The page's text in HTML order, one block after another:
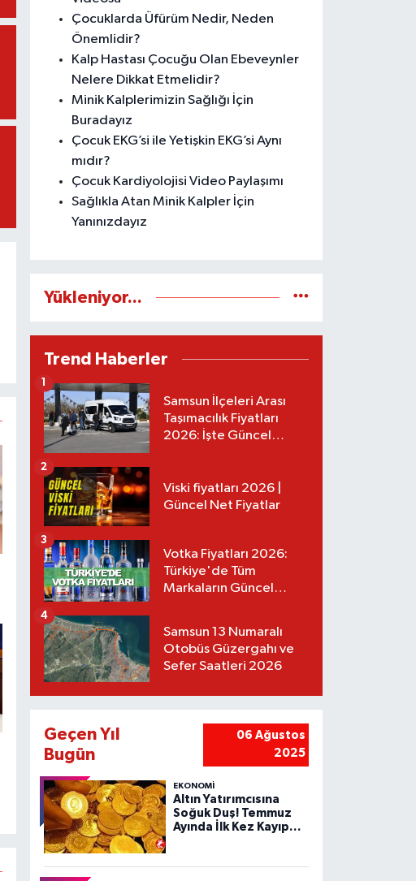
Çocuklarda Üfürüm Nedir, Neden
Önemlidir?
Kalp Hastası Çocuğu Olan Ebeveynler
Nelere Dikkat Etmelidir?
Minik Kalplerimizin Sağlığı İçin
Buradayız
Çocuk EKG’si ile Yetişkin EKG’si Aynı
mıdır?
Çocuk Kardiyolojisi Video Paylaşımı
Sağlıkla Atan Minik Kalpler İçin
Yanınızdayız
Yükleniyor...
Trend Haberler
Samsun İlçeleri Arası
Taşımacılık Fiyatları
2026: İşte Güncel
1
Viski fiyatları 2026 |
Güncel Net Fiyatlar
2
Votka Fiyatları 2026:
Türkiye'de Tüm
Markaların Güncel
3
Samsun 13 Numaralı
Otobüs Güzergahı ve
Sefer Saatleri 2026
4
Geçen Yıl
Bugün
06 Ağustos
2025
EKONOMİ
Altın Yatırımcısına
Soğuk Duş! Temmuz
Ayında İlk Kez Kayıp